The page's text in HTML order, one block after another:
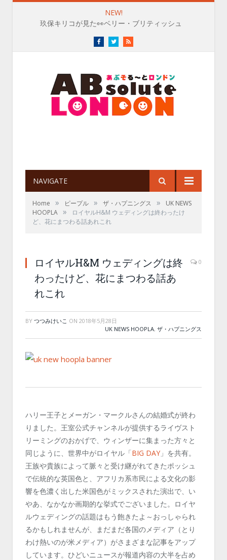
NEW!
玖保キリコが見た👀ベリー・ブリティッシュ
FacebookTwitterRSS
NAVIGATE
Home » ピープル » ザ・ハプニングス »
UK NEWS
HOOPLA »
ロイヤルH&M ウェディングは終わったけ
ど、花にまつわる話あれこれ
ロイヤルH&M ウェディングは終
わったけど、花にまつわる話あ
れこれ
0
BY つつみけいこ ON 2018年5月28日
UK NEWS HOOPLA, ザ・ハプニングス
ハリー王子とメーガン・マークルさんの結婚式が終わ
りました。王室公式チャンネルが提供するライヴスト
リーミングのおかげで、ウィンザーに集まった方々と
同じように、世界中がロイヤル「BIG DAY 」を共有。
王族や貴族によって脈々と受け継がれてきたポッシュ
で伝統的な英国色と、アフリカ系市民による文化の影
響を色濃く出した米国色がミックスされた演出で、い
やあ、なかなか画期的な挙式でございました。ロイヤ
ルウェディングの話題はもう飽きたよ～おっしゃられ
るかもしれませんが、まだまだ各国のメディア（とり
わけ熱いのが米メディア）がさまざまな記事をアップ
しています。ひどいニュースが報道内容の大半を占め